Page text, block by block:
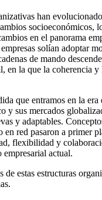
han
socioeconómicos,
en el panorama
solían adoptar
de mando
en la que la coherencia y
que entramos en la
y sus mercados
y adaptables.
en red pasaron a primer
flexibilidad y
actual.
de estas estructuras